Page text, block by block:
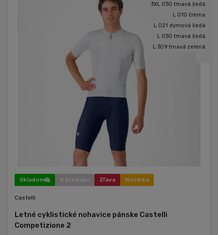
3XL 030 tmavá šedá
L 010 čierna
L 021 dymová šedá
L 030 tmavá šedá
L 309 tmavá zelená
...
Skladom V predajni Zľava Novinka
Castelli
Letné cyklistické nohavice pánske Castelli
Competizione 2